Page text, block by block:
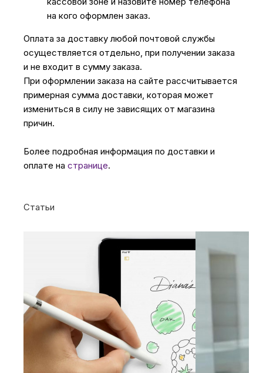
на кого оформлен заказ.
Оплата за доставку любой почтовой службы
осуществляется отдельно, при получении заказа
и не входит в сумму заказа.
При оформлении заказа на сайте рассчитывается
примерная сумма доставки, которая может
измениться в силу не зависящих от магазина
причин.
Более подробная информация по доставки и
оплате на странице.
Статьи